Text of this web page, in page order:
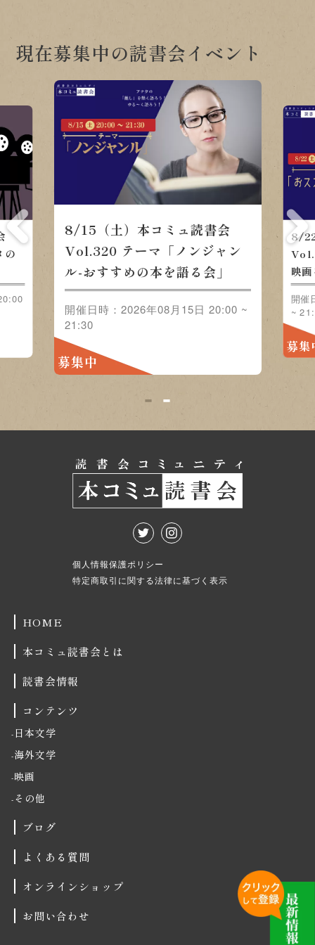
現在募集中の読書会イベント
の
8/15（土）本コミュ読書会
Vol.320 テーマ「ノンジャン
ル-おすすめの本を語る会」
開催日時：2026年08月15日 20:00 ~
21:30
募集中
8/
映
開催
~
募集
1 2
個人情報保護ポリシー
特定商取引に関する法律に基づく表示
HOME
本コミュ読書会とは
読書会情報
コンテンツ
日本文学
海外文学
映画
その他
ブログ
よくある質問
オンラインショップ
お問い合わせ